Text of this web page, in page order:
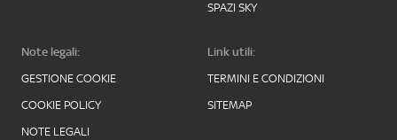
SPAZI SKY
Note legali:
GESTIONE COOKIE
COOKIE POLICY
NOTE LEGALI
Link utili:
TERMINI E CONDIZIONI
SITEMAP